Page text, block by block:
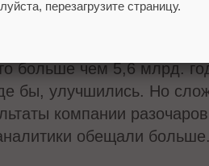
прийти другой
больше чем 5,6 млрд.
бы, улучшились. Но
компании
обещали больше.
перезагрузите страницу.